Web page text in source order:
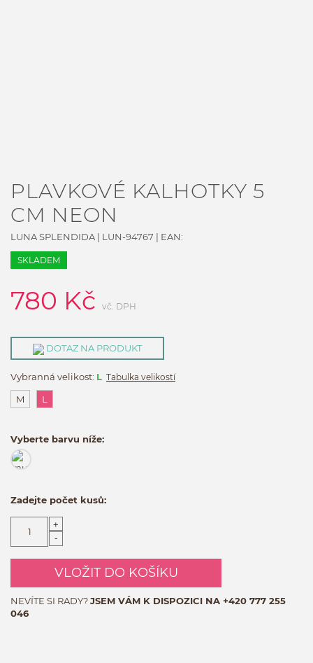
PLAVKOVÉ KALHOTKY 5
CM NEON
LUNA SPLENDIDA | LUN-94767 | EAN:
SKLADEM
780 Kč vč. DPH
DOTAZ NA PRODUKT
Vybranná velikost: L Tabulka velikostí
M L
Vyberte barvu níže:
Zadejte počet kusů:
+
-
VLOŽIT DO KOŠÍKU
NEVÍTE SI RADY?JSEM VÁM K DISPOZICI NA +420 777 255
046